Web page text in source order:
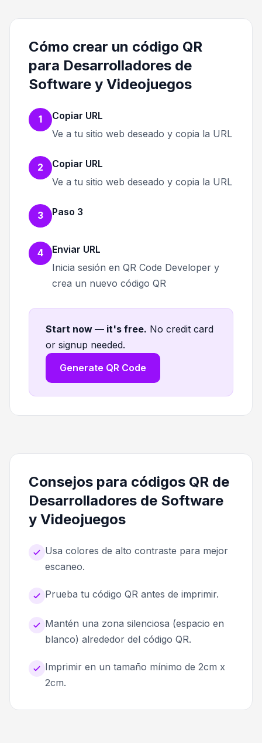
Cómo crear un código QR
para Desarrolladores de
Software y Videojuegos
1
Copiar URL
Ve a tu sitio web deseado y copia la URL
2
Copiar URL
Ve a tu sitio web deseado y copia la URL
3 Paso 3
4
Enviar URL
Inicia sesión en QR Code Developer y
crea un nuevo código QR
Start now — it's free. No credit card
or signup needed.
Generate QR Code
Consejos para códigos QR de
Desarrolladores de Software
y Videojuegos
Usa colores de alto contraste para mejor
escaneo.
Prueba tu código QR antes de imprimir.
Mantén una zona silenciosa (espacio en
blanco) alrededor del código QR.
Imprimir en un tamaño mínimo de 2cm x
2cm.